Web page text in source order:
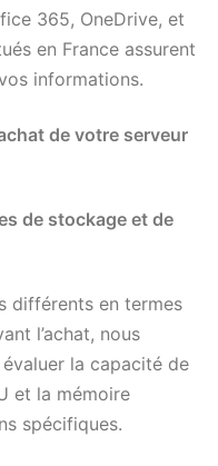
365, OneDrive, et
en France assurent
informations.
de votre serveur
de stockage et de
différents en termes
l’achat, nous
la capacité de
et la mémoire
spécifiques.